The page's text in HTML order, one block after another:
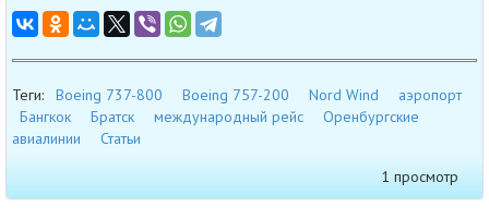
Теги: Boeing 737-800 Boeing 757-200 Nord Wind
аэропорт
Бангкок
Братск международный рейс
Оренбургские
авиалинии
Статьи
1 просмотр